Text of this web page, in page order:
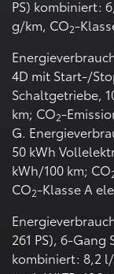
PS) kombiniert:
g/km, CO2-
4D mit Start-/
Schaltgetriebe,
km; CO2-
G.
50 kWh
kWh/100 km; CO
CO2-Klasse A
261 PS), 6-Gang
kombiniert: 8,2